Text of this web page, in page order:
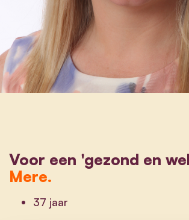
Voor een 'gezond en
Mere.
37 jaar